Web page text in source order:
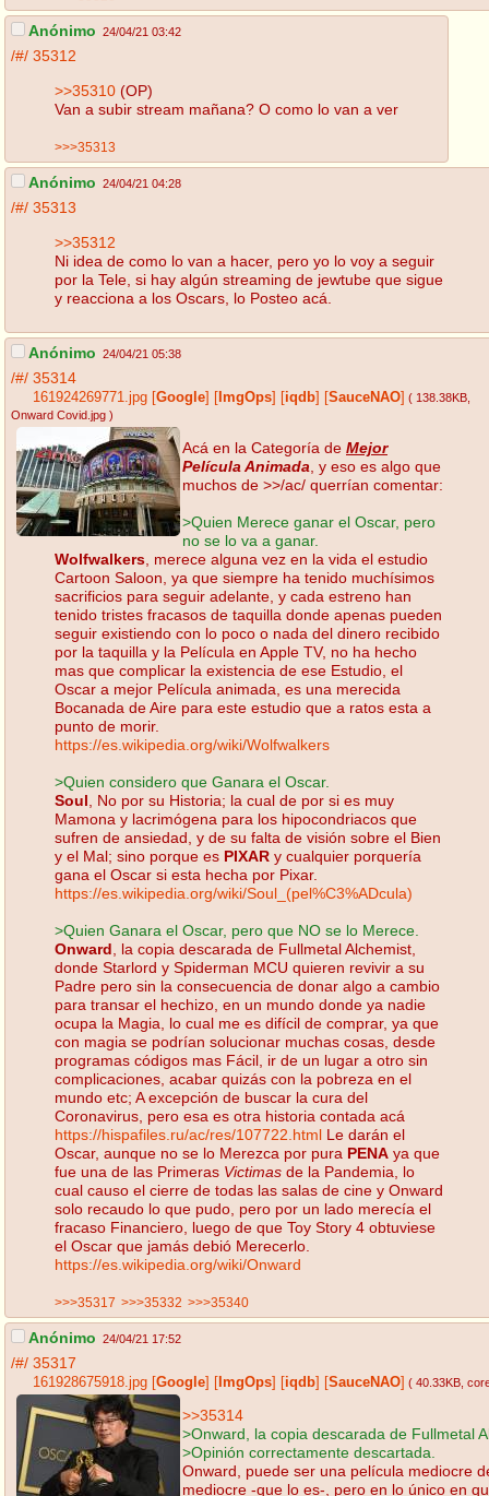
Anónimo 24/04/21 03:42
/#/ 35312
>>35310 (OP)
Van a subir stream mañana? O como lo van a ver
>>>35313
Anónimo 24/04/21 04:28
/#/ 35313
>>35312
Ni idea de como lo van a hacer, pero yo lo voy a seguir
por la Tele, si hay algún streaming de jewtube que sigue
y reacciona a los Oscars, lo Posteo acá.
Anónimo 24/04/21 05:38
/#/ 35314
161924269771.jpg Google ImgOps iqdb SauceNAO ( 138.38KB
Onward Covid.jpg )
Acá en la Categoría de Mejor
Película Animada , y eso es algo que
muchos de >>/ac/ querrían comentar:
>Quien Merece ganar el Oscar, pero
no se lo va a ganar.
Wolfwalkers , merece alguna vez en la vida el estudio
Cartoon Saloon, ya que siempre ha tenido muchísimos
sacrificios para seguir adelante, y cada estreno han
tenido tristes fracasos de taquilla donde apenas pueden
seguir existiendo con lo poco o nada del dinero recibido
por la taquilla y la Película en Apple TV, no ha hecho
mas que complicar la existencia de ese Estudio, el
Oscar a mejor Película animada, es una merecida
Bocanada de Aire para este estudio que a ratos esta a
punto de morir.
https://es.wikipedia.org/wiki/Wolfwalkers
>Quien considero que Ganara el Oscar.
Soul , No por su Historia; la cual de por si es muy
Mamona y lacrimógena para los hipocondriacos que
sufren de ansiedad, y de su falta de visión sobre el Bien
y el Mal; sino porque es PIXAR y cualquier porquería
gana el Oscar si esta hecha por Pixar.
https://es.wikipedia.org/wiki/Soul_(pel%C3%ADcula)
>Quien Ganara el Oscar, pero que NO se lo Merece.
Onward , la copia descarada de Fullmetal Alchemist,
donde Starlord y Spiderman MCU quieren revivir a su
Padre pero sin la consecuencia de donar algo a cambio
para transar el hechizo, en un mundo donde ya nadie
ocupa la Magia, lo cual me es difícil de comprar, ya que
con magia se podrían solucionar muchas cosas, desde
programas códigos mas Fácil, ir de un lugar a otro sin
complicaciones, acabar quizás con la pobreza en el
mundo etc; A excepción de buscar la cura del
Coronavirus, pero esa es otra historia contada acá
https://hispafiles.ru/ac/res/107722.html Le darán el
Oscar, aunque no se lo Merezca por pura PENA ya que
fue una de las Primeras Victimas de la Pandemia, lo
cual causo el cierre de todas las salas de cine y Onward
solo recaudo lo que pudo, pero por un lado merecía el
fracaso Financiero, luego de que Toy Story 4 obtuviese
el Oscar que jamás debió Merecerlo.
https://es.wikipedia.org/wiki/Onward
>>>35317 >>>35332 >>>35340
Anónimo 24/04/21 17:52
/#/ 35317
161928675918.jpg Google ImgOps iqdb SauceNAO ( 40.33KB ,
>>35314
>Onward, la copia descarada de Fullmetal
>Opinión correctamente descartada.
Onward, puede ser una película mediocre
mediocre -que lo es-, pero en lo único en